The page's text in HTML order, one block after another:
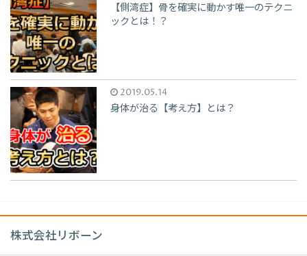
【側湾症】骨を確実に動かす唯一のテクニ
ックとは！？
2019.05.14
身体が治る【考え方】とは？
株式会社リボーン